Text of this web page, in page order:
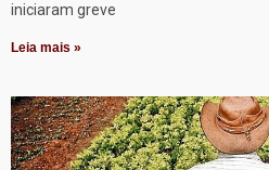
iniciaram greve
Leia mais »